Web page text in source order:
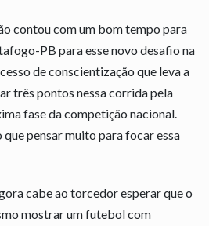
contou com um bom tempo para
PB para esse novo desafio na
de conscientização que leva a
três pontos nessa corrida pela
fase da competição nacional.
que pensar muito para focar essa
cabe ao torcedor esperar que o
mostrar um futebol com